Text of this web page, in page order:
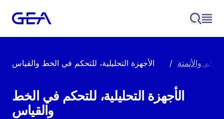
والأتمتة / الأجهزة التحليلية، للتحكم في الخط والقياس
الأجهزة التحليلية، للتحكم في الخط
والقياس